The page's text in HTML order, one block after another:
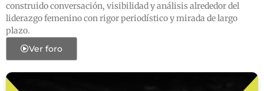
construido conversación, visibilidad y análisis alrededor del
liderazgo femenino con rigor periodístico y mirada de largo
plazo.
Ver foro